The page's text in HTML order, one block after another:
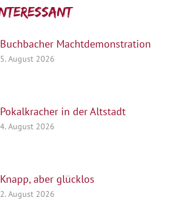
Buchbacher Machtdemonstration
5. August 2026
Pokalkracher in der Altstadt
4. August 2026
Knapp, aber glücklos
2. August 2026